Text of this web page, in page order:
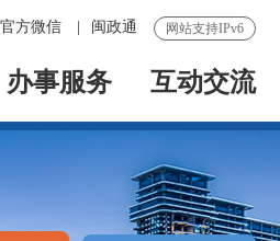
网站支持IPv6
方微信 闽政通
办事服务 互动交流